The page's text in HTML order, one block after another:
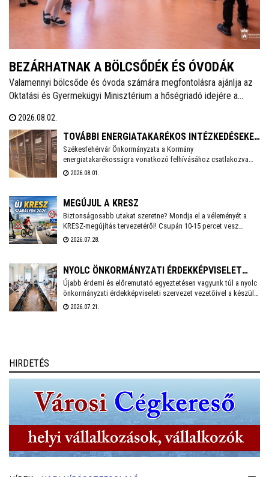
BEZÁRHATNAK A BÖLCSŐDÉK ÉS ÓVODÁK
Valamennyi bölcsőde és óvoda számára megfontolásra ajánlja az
Oktatási és Gyermekügyi Minisztérium a hőségriadó idejére a
és gyermekügyi miniszter Facebook-oldalán szombaton.
2026.08.02.
TOVÁBBI ENERGIATAKARÉKOS INTÉZKEDÉSEKET
VEZET BE SZÉKESFEHÉRVÁR
Székesfehérvár Önkormányzata a Kormány
energiatakarékosságra vonatkozó felhívásához csatlakozva
több intézkedést vezet be a villamosenergia-felhasználás
energiafelhasználás, és a munkavállalók számára is
2026.08.01.
MEGÚJUL A KRESZ
Biztonságosabb utakat szeretne? Mondja el a véleményét a
KRESZ-megújítás tervezetéről! Csupán 10-15 percet vesz
igénybe a Közlekedési és Beruházási Minisztérium által
anonim és önkéntes.
2026.07.28.
NYOLC ÖNKORMÁNYZATI ÉRDEKKÉPVISELET
KÖZÖSEN KÉSZÍT SZAKPOLITIKAI
JAVASLATCSOMAGOT
Újabb érdemi és előremutató egyeztetésen vagyunk túl a nyolc
önkormányzati érdekképviseleti szervezet vezetőivel a készülő
közös, össz-szövetségi szakpolitikai javaslatcsomagunkról -
2026.07.21.
HIRDETÉS